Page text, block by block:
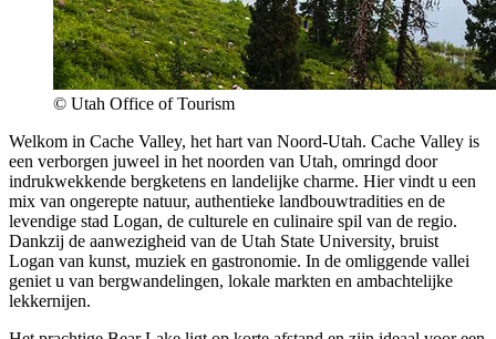
© Utah Office of Tourism
Welkom in Cache Valley, het hart van Noord-Utah. Cache Valley is
een verborgen juweel in het noorden van Utah, omringd door
indrukwekkende bergketens en landelijke charme. Hier vindt u een
mix van ongerepte natuur, authentieke landbouwtradities en de
levendige stad Logan, de culturele en culinaire spil van de regio.
Dankzij de aanwezigheid van de Utah State University, bruist
Logan van kunst, muziek en gastronomie. In de omliggende vallei
geniet u van bergwandelingen, lokale markten en ambachtelijke
lekkernijen.